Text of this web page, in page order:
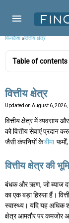
फिनकैश»वित्तीय क्षेत्र
Table of contents
वित्तीय क्षेत्र
Updated on August 6, 2026
वित्तीय क्षेत्र में व्यवसाय
को वित्तीय सेवाएं प्रदान
जैसी कंपनियों केबीमा
वित्तीय क्षेत्र की
बंधक और ऋण, जो ब्याज
का एक बड़ा हिस्सा हैं।
स्वास्थ्य। यदि यह अधिक
क्षेत्र आमतौर पर कमजोर